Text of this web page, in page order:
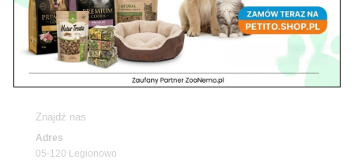
Promocje
Z Życia Sklepu
Petito Pet Shop – Internetowy Sklep Zoologiczny
Online! Wszystko Dla Twojego Pupila | ZooNemo
Znajdź nas
Adres
05-120 Legionowo